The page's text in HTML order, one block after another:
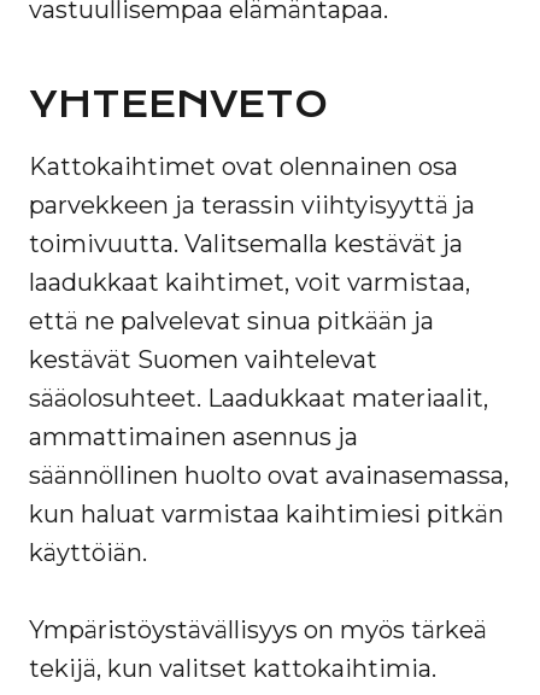
vastuullisempaa elämäntapaa.
YHTEENVETO
Kattokaihtimet ovat olennainen osa
parvekkeen ja terassin viihtyisyyttä ja
toimivuutta. Valitsemalla kestävät ja
laadukkaat kaihtimet, voit varmistaa,
että ne palvelevat sinua pitkään ja
kestävät Suomen vaihtelevat
sääolosuhteet. Laadukkaat materiaalit,
ammattimainen asennus ja
säännöllinen huolto ovat avainasemassa,
kun haluat varmistaa kaihtimiesi pitkän
käyttöiän.
Ympäristöystävällisyys on myös tärkeä
tekijä, kun valitset kattokaihtimia.